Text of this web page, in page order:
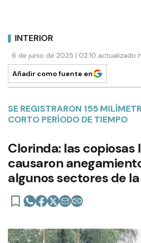
INTERIOR
6 de junio de 2025 | 02:10 actualizado
Añadir como fuente en
SE REGISTRARON 155
CORTO PERÍODO DE TIEMPO
Clorinda: las copiosas
causaron
algunos sectores de